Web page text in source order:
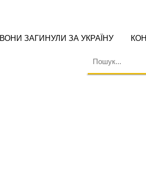
ВОНИ ЗАГИНУЛИ ЗА УКРАЇНУ